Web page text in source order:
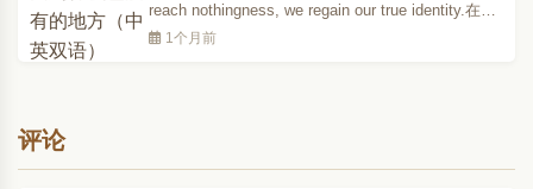
reach nothingness, we regain our true identity.在佛
教里讲「返本还原」，意思也就是我们本来是什么
1个月前
评论